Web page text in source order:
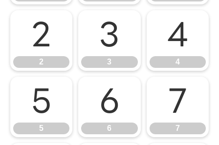
2
2
3
3
4
4
5
5
6
6
7
7